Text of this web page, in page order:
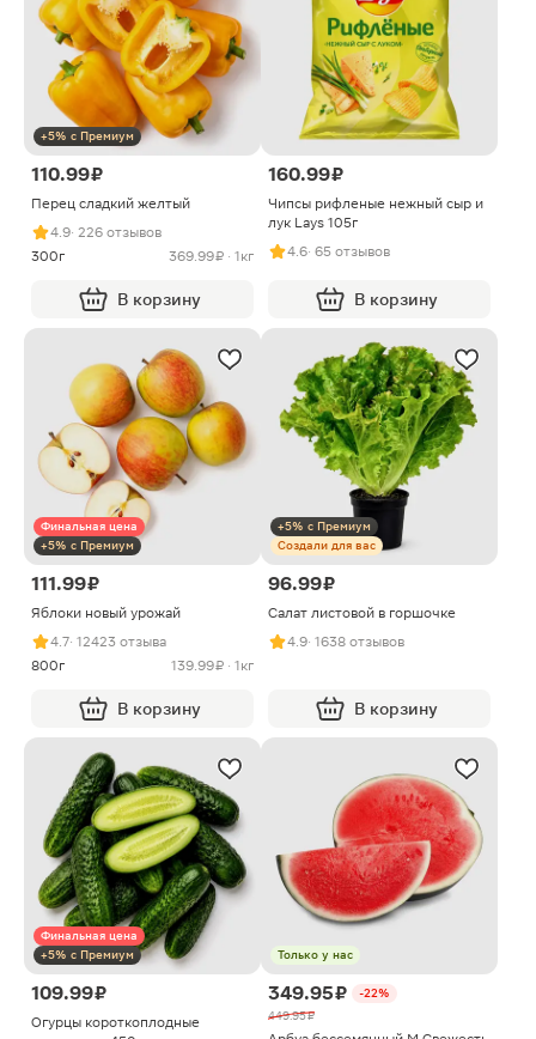
+5% с Премиум
110.99 ₽
Перец сладкий желтый
4.9· 226 отзывов
300г
369.99 ₽ · 1кг
В корзину
160.99 ₽
Чипсы рифленые нежный сыр и
лук Lays 105г
4.6· 65 отзывов
В корзину
Финальная цена
+5% с Премиум
111.99 ₽
Яблоки новый урожай
4.7· 12423 отзыва
800г
139.99 ₽ · 1кг
В корзину
+5% с Премиум
Создали для вас
96.99 ₽
Салат листовой в горшочке
4.9· 1638 отзывов
В корзину
Финальная цена
+5% с Премиум
109.99 ₽
Огурцы короткоплодные
Только у нас
349.95 ₽
-22%
449.95 ₽